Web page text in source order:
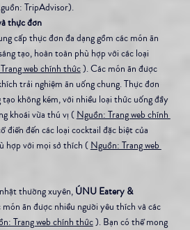
TripAdvisor).
thực đơn
cấp thực đơn đa dạng gồm các món ăn
tạo, hoàn toàn phù hợp với các loại
web chính thức ). Các món ăn được
trải nghiệm ăn uống chung. Thực đơn
không kém, với nhiều loại thức uống đầy
khoái vừa thú vị ( Nguồn: Trang web chính
điển đến các loại cocktail đặc biệt của
hợp với mọi sở thích ( Nguồn: Trang web
thường xuyên, ÚNU Eatery &
ăn được nhiều người yêu thích và các
Trang web chính thức ). Bạn có thể mong